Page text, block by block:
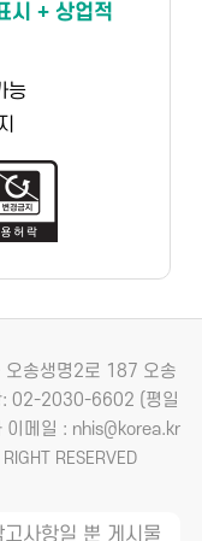
시 + 상업적
능
오송생명2로 187 오송
: 02-2030-6602 (평일
메일 : nhis@korea.kr
RESERVED
사항일 뿐 게시물